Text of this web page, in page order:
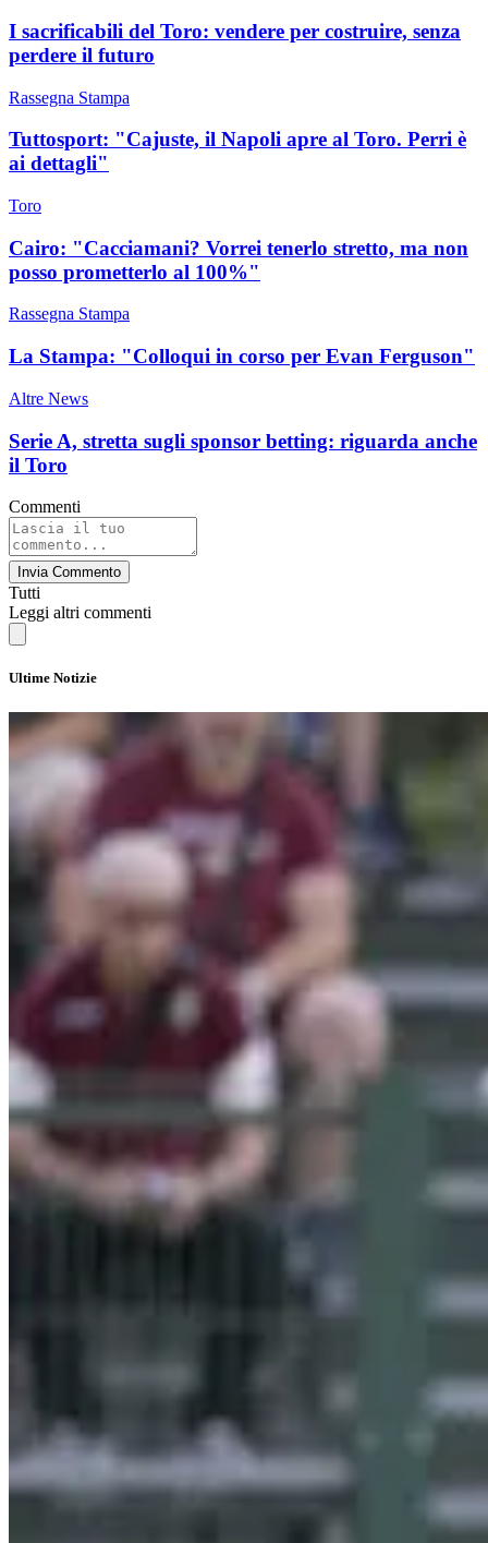
I sacrificabili del Toro: vendere per costruire, senza
perdere il futuro
Rassegna Stampa
Tuttosport: "Cajuste, il Napoli apre al Toro. Perri è
ai dettagli"
Toro
Cairo: "Cacciamani? Vorrei tenerlo stretto, ma non
posso prometterlo al 100%"
Rassegna Stampa
La Stampa: "Colloqui in corso per Evan Ferguson"
Altre News
Serie A, stretta sugli sponsor betting: riguarda anche
il Toro
Commenti
Invia Commento
Tutti
Leggi altri commenti
Ultime Notizie